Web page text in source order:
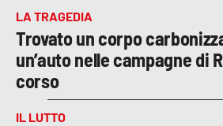
LA TRAGEDIA
Trovato un corpo
un’auto nelle campagne di
corso
IL LUTTO